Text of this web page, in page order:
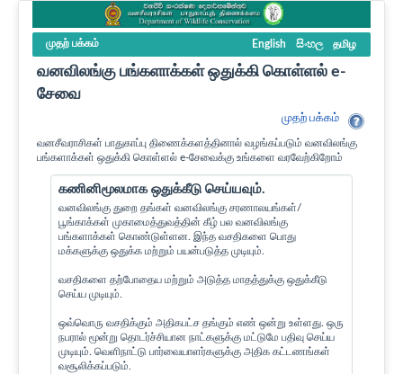
முதற் பக்கம் English සිංහල தமிழ
வனவிலங்கு பங்களாக்கள் ஒதுக்கி கொள்ளல் e-
சேவை
முதற் பக்கம்
வனசீவராசிகள் பாதுகாப்பு திணைக்களத்தினால் வழங்கப்படும் வனவிலங்கு
பங்களாக்கள் ஒதுக்கி கொள்ளல் e-சேவைக்கு உங்களை வரவேற்கிறோம்
கணினிமூலமாக ஒதுக்கீடு செய்யவும்.
வனவிலங்கு துறை தங்கள் வனவிலங்கு சரணாலயங்கள்/
பூங்காக்கள் முகாமைத்துவத்தின் கீழ் பல வனவிலங்கு
பங்களாக்கள் கொண்டுள்ளன. இந்த வசதிகளை பொது
மக்களுக்கு ஒதுக்க மற்றும் பயன்படுத்த முடியும்.
வசதிகளை தற்போதைய மற்றும் அடுத்த மாதத்துக்கு ஒதுக்கீடு
செய்ய முடியும்.
ஒவ்வொரு வசதிக்கும் அதிகபட்ச தங்கும் எண் ஒன்று உள்ளது. ஒரு
நபரால் மூன்று தொடர்ச்சியான நாட்களுக்கு மட்டுமே பதிவு செய்ய
முடியும். வெளிநாட்டு பார்வையாளர்களுக்கு அதிக கட்டணங்கள்
வசூலிக்கப்படும்.